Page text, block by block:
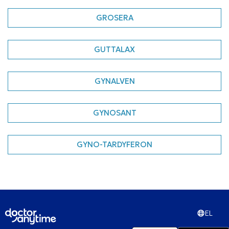
GROSERA
GUTTALAX
GYNALVEN
GYNOSANT
GYNO-TARDYFERON
EL